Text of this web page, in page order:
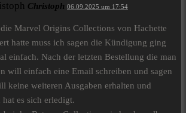
Christoph 06.09.2025 um 17:54
Marvel Origins Collections von Hachette
hatte muss ich sagen die Kündigung ging
einfach. Nach der letzten Bestellung die man
will einfach eine Email schreiben und sagen
keine weiteren Ausgaben erhalten und
hat es sich erledigt.